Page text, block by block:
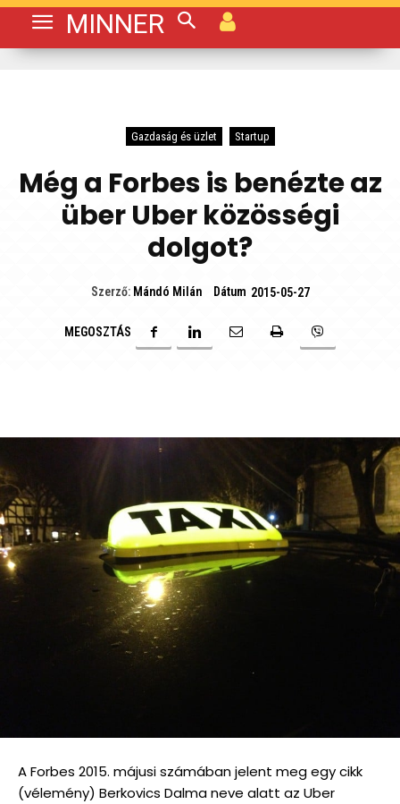
MINNER
Gazdaság és üzlet Startup
Még a Forbes is benézte az
über Uber közösségi
dolgot?
Szerző: Mándó Milán Dátum 2015-05-27
MEGOSZTÁS
A Forbes 2015. májusi számában jelent meg egy cikk
(vélemény) Berkovics Dalma neve alatt az Uber